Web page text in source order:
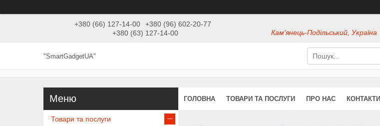
+380 (66) 127-14-00
+380 (96) 602-20-77
+380 (63) 127-14-00
Кам'янець-Подільський, Україна
"SmartGadgetUA"
ГОЛОВНА ТОВАРИ ТА ПОСЛУГИ ПРО НАС КОНТАКТИ
Товари та послуги